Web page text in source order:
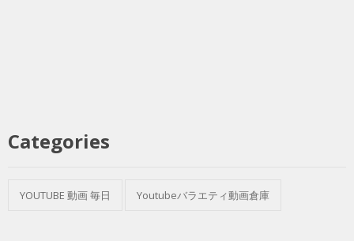
Categories
YOUTUBE 動画 毎日 Youtubeバラエティ動画倉庫